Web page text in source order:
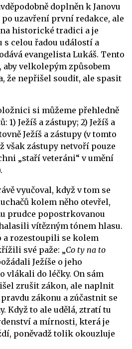
doplněn k Janovu
uzavření první redakce, ale
historické tradici a je
s celou řadou událostí a
evangelista Lukáš. Tento
velkolepým způsobem
že nepřišel soudit, ale spasit
si můžeme přehledně
1) Ježíš a zástupy; 2) Ježíš a
Ježíš a zástupy (v tomto
však zástupy netvoří pouze
„staří veteráni“ v umění
vyučoval, když v tom se
kolem něho otevřel,
prudce popostrkovanou
vítězným tónem hlasu.
a rozestoupili se kolem
své paže: „Co ty na to
Ježíše o jeho
vlákali do léčky. On sám
zrušit zákon, ale naplnit
zákonu a zúčastnit se
Když to ale udělá, ztratí tu
a mírnosti, která je
poněvadž tolik okouzluje